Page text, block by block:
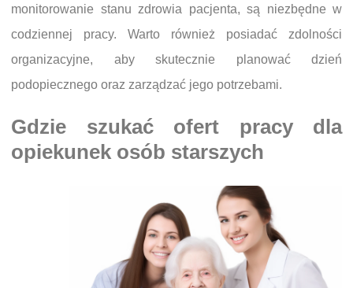
monitorowanie stanu zdrowia pacjenta, są niezbędne w
codziennej pracy. Warto również posiadać zdolności
organizacyjne, aby skutecznie planować dzień
podopiecznego oraz zarządzać jego potrzebami.
Gdzie szukać ofert pracy dla
opiekunek osób starszych